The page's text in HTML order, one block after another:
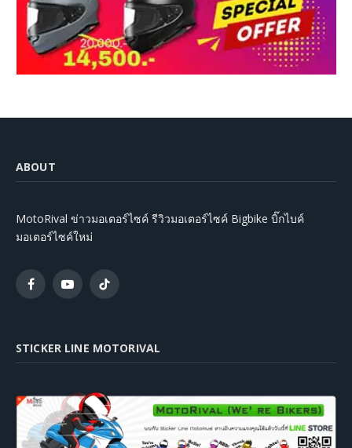
ABOUT
MotoRival ข่าวมอเตอร์ไซค์ รีวิวมอเตอร์ไซค์ Bigbike บิ๊กไบค์
มอเตอร์ไซค์ใหม่
FacebookYouTubeTikTok
STICKER LINE MOTORIVAL